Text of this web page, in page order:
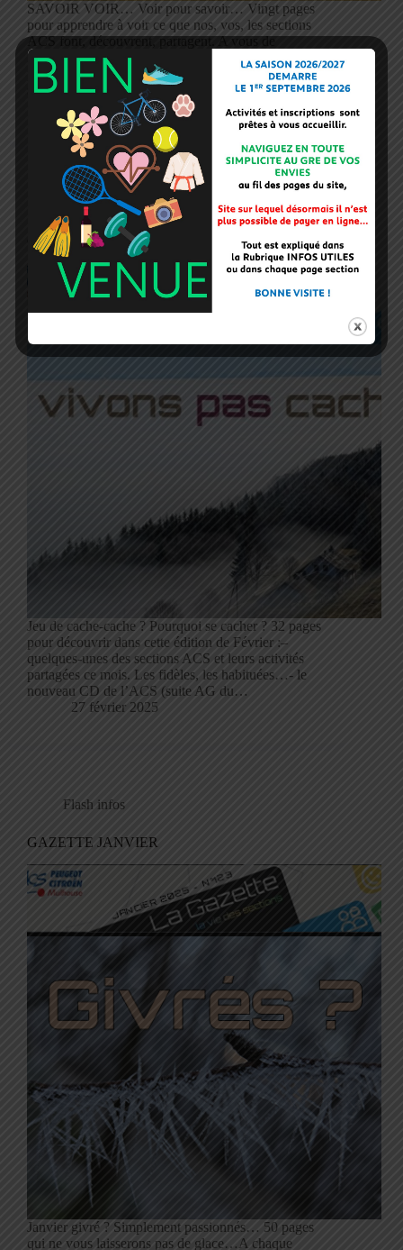
SAVOIR VOIR… Voir pour savoir… Vingt pages
pour apprendre à voir ce que nos, vos, les sections
ACS font, découvrent, partagent. A vous de
feuilleter toutes les pages, de vous laisser séduire,
plonger dans les différents univers ACS, partager
sensations…
31 mars 2025
Flash infos
GAZETTE FEVRIER
Jeu de cache-cache ? Pourquoi se cacher ? 32 pages
pour découvrir dans cette édition de Février :–
quelques-unes des sections ACS et leurs activités
partagées ce mois. Les fidèles, les habituées…- le
nouveau CD de l’ACS (suite AG du…
27 février 2025
Flash infos
GAZETTE JANVIER
Janvier givré ? Simplement passionnés… 50 pages
qui ne vous laisserons pas de glace…A chaque